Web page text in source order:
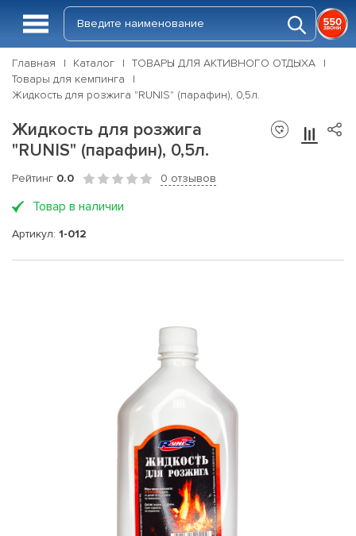
Главная Каталог
ТОВАРЫ ДЛЯ АКТИВНОГО ОТДЫХА
Товары для кемпинга
Жидкость для розжига "RUNIS" (парафин), 0,5л.
Жидкость для розжига
"RUNIS" (парафин), 0,5л.
Рейтинг 0.0 0 отзывов
Товар в наличии
Артикул: 1-012